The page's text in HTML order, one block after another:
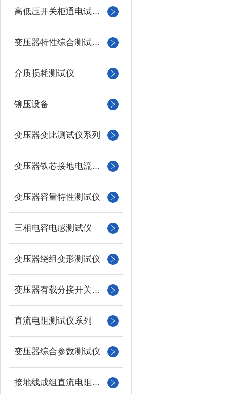
高低压开关柜通电试验台
变压器特性综合测试台系列
介质损耗测试仪
铆压设备
变压器变比测试仪系列
变压器铁芯接地电流测试仪
变压器容量特性测试仪
三相电容电感测试仪
变压器绕组变形测试仪
变压器有载分接开关测试仪
直流电阻测试仪系列
变压器综合参数测试仪
接地线成组直流电阻测试仪